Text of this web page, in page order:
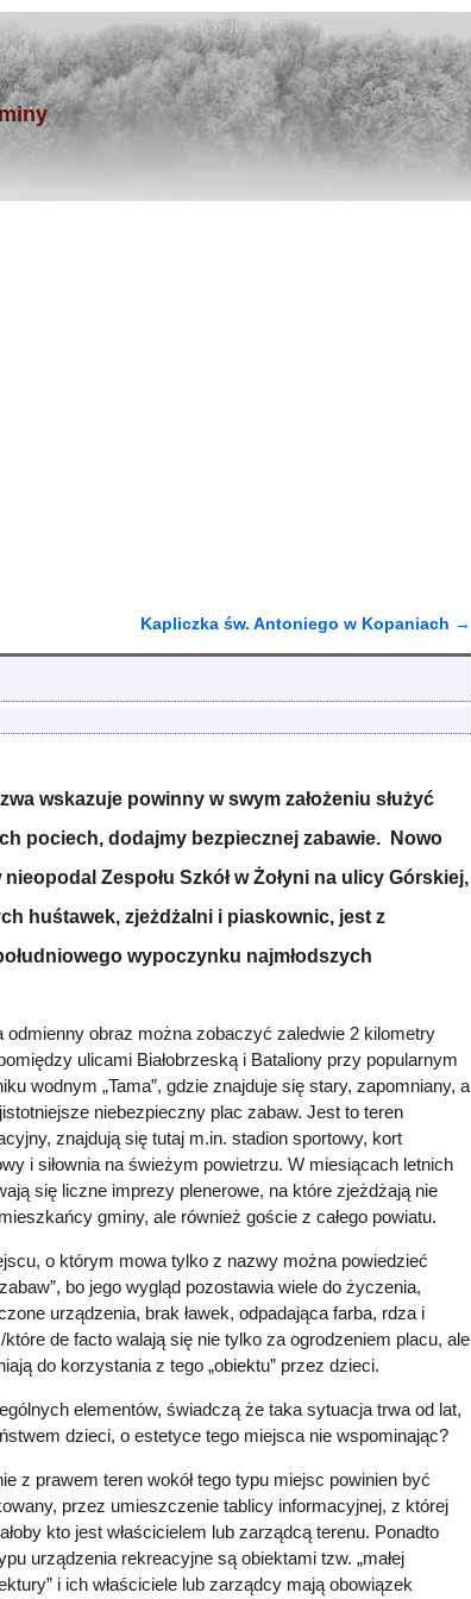
Kapliczka św. Antoniego w Kopaniach →
wskazuje powinny w swym założeniu służyć
pociech, dodajmy bezpiecznej zabawie. Nowo
Zespołu Szkół w Żołyni na ulicy Górskiej,
huśtawek, zjeżdżalni i piaskownic, jest z
wypoczynku najmłodszych
odmienny obraz można zobaczyć zaledwie 2 kilometry
ulicami Białobrzeską i Bataliony przy popularnym
wodnym „Tama”, gdzie znajduje się stary, zapomniany, a
niebezpieczny plac zabaw. Jest to teren
znajdują się tutaj m.in. stadion sportowy, kort
i siłownia na świeżym powietrzu. W miesiącach letnich
się liczne imprezy plenerowe, na które zjeżdżają nie
gminy, ale również goście z całego powiatu.
o którym mowa tylko z nazwy można powiedzieć
bo jego wygląd pozostawia wiele do życzenia,
urządzenia, brak ławek, odpadająca farba, rdza i
de facto walają się nie tylko za ogrodzeniem placu, ale
do korzystania z tego „obiektu” przez dzieci.
elementów, świadczą że taka sytuacja trwa od lat,
dzieci, o estetyce tego miejsca nie wspominając?
z prawem teren wokół tego typu miejsc powinien być
przez umieszczenie tablicy informacyjnej, z której
kto jest właścicielem lub zarządcą terenu. Ponadto
urządzenia rekreacyjne są obiektami tzw. „małej
i ich właściciele lub zarządcy mają obowiązek